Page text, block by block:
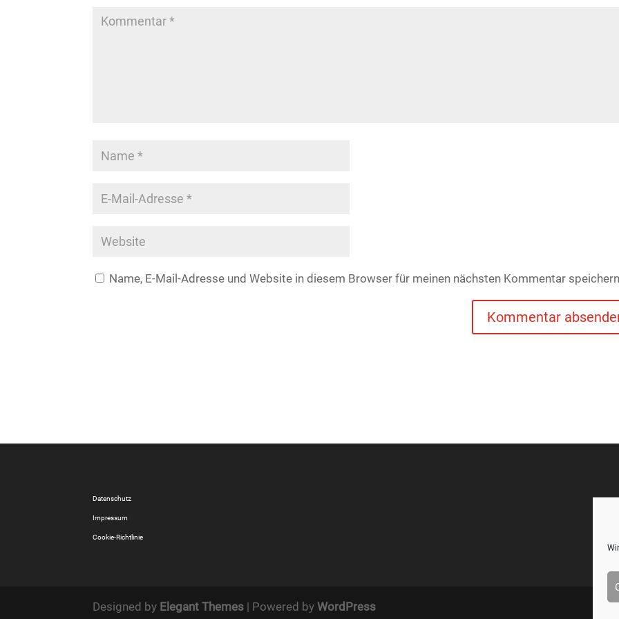
Name, E-Mail-Adresse und Website in diesem Browser für meinen nächsten Kommentar
Datenschutz
Impressum
Cookie-Richtlinie
Designed by Elegant Themes | Powered byWordPress